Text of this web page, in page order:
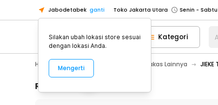
Jabodetabek ganti Toko Jakarta Utara
Toko Tangerang
Toko Cikupa
Pick n Go Jakarta Barat
Senin -
Pick n Go Bekasi
Senin - Jumat
Senin - Jumat
Senin -
Kategori
Home Appliance Perkakas Lainnya
Rincian Produk
Silakan ubah lokasi store sesuai
dengan lokasi Anda.
Mengerti